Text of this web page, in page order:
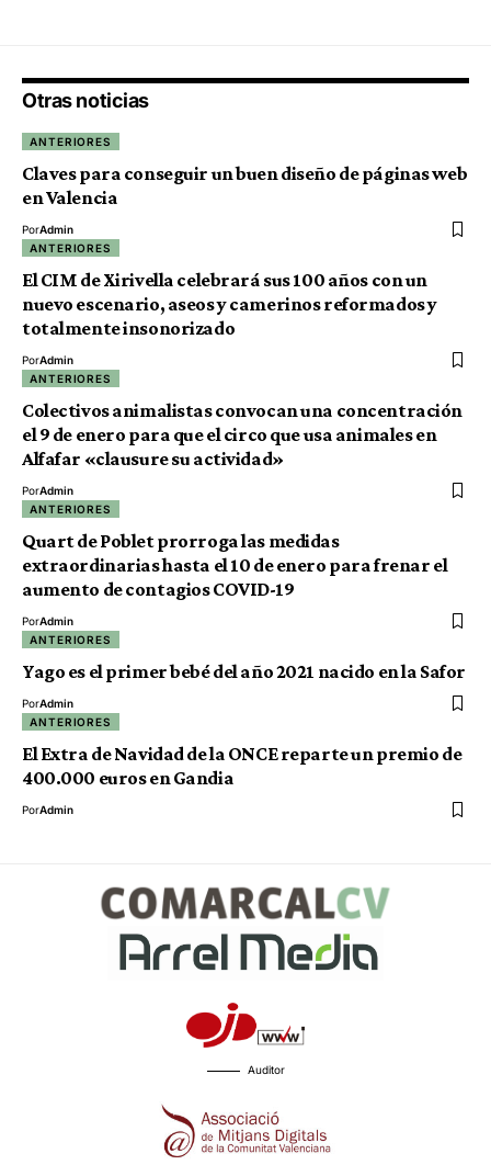
Otras noticias
ANTERIORES
Claves para conseguir un buen diseño de páginas web
en Valencia
PorAdmin
ANTERIORES
El CIM de Xirivella celebrará sus 100 años con un
nuevo escenario, aseos y camerinos reformados y
totalmente insonorizado
PorAdmin
ANTERIORES
Colectivos animalistas convocan una concentración
el 9 de enero para que el circo que usa animales en
Alfafar «clausure su actividad»
PorAdmin
ANTERIORES
Quart de Poblet prorroga las medidas
extraordinarias hasta el 10 de enero para frenar el
aumento de contagios COVID-19
PorAdmin
ANTERIORES
Yago es el primer bebé del año 2021 nacido en la Safor
PorAdmin
ANTERIORES
El Extra de Navidad de la ONCE reparte un premio de
400.000 euros en Gandia
PorAdmin
Auditor